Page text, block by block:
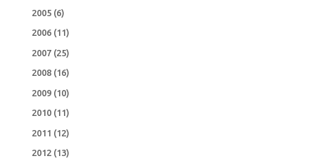
2005(6)
2006(11)
2007(25)
2008(16)
2009(10)
2010(11)
2011 (12)
2012(13)